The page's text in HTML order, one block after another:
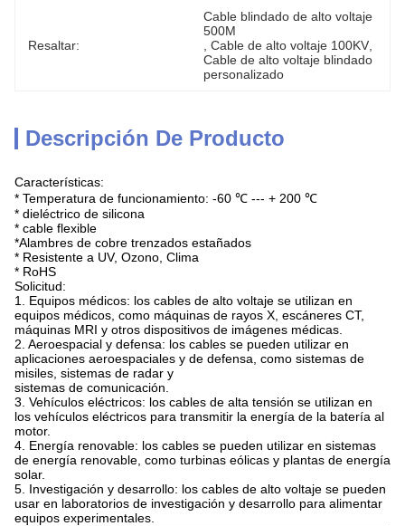
Resaltar:
Cable blindado de alto voltaje
500M
Cable de alto voltaje 100KV
Cable de alto voltaje blindado
personalizado
Descripción De Producto
Características:
* Temperatura de funcionamiento: -60 ℃ --- + 200 ℃
* dieléctrico de silicona
* cable flexible
*Alambres de cobre trenzados estañados
* Resistente a UV, Ozono, Clima
* RoHS
Solicitud:
1. Equipos médicos: los cables de alto voltaje se utilizan en
equipos médicos, como máquinas de rayos X, escáneres CT,
máquinas MRI y otros dispositivos de imágenes médicas.
2. Aeroespacial y defensa: los cables se pueden utilizar en
aplicaciones aeroespaciales y de defensa, como sistemas de
misiles, sistemas de radar y
sistemas de comunicación.
3. Vehículos eléctricos: los cables de alta tensión se utilizan en
los vehículos eléctricos para transmitir la energía de la batería al
motor.
4. Energía renovable: los cables se pueden utilizar en sistemas
de energía renovable, como turbinas eólicas y plantas de energía
solar.
5. Investigación y desarrollo: los cables de alto voltaje se pueden
usar en laboratorios de investigación y desarrollo para alimentar
equipos experimentales.